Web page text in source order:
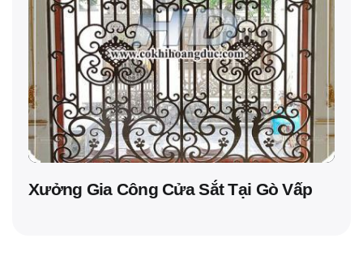
Xưởng Gia Công Cửa Sắt Tại Gò Vấp